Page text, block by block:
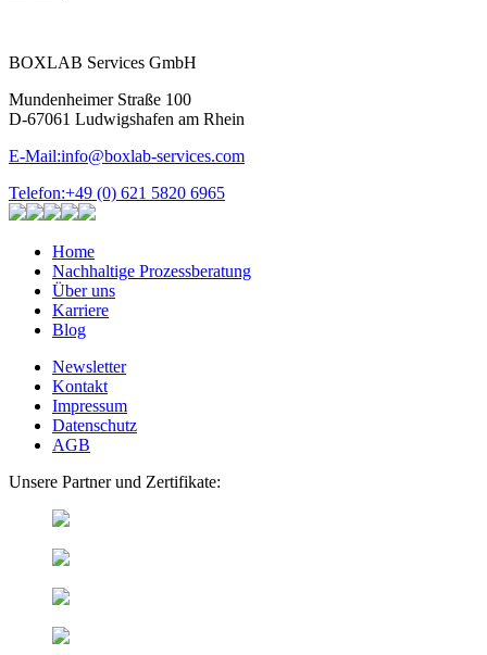
BOXLAB Services GmbH
Mundenheimer Straße 100
D-67061 Ludwigshafen am Rhein
E-Mail:info@boxlab-services.com
Telefon:+49 (0) 621 5820 6965
Home
Nachhaltige Prozessberatung
Über uns
Karriere
Blog
Newsletter
Kontakt
Impressum
Datenschutz
AGB
Unsere Partner und Zertifikate: